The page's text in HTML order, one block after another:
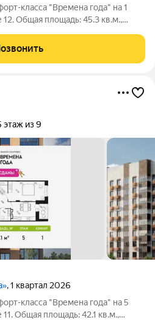
класса "Времена года" на 1
Общая площадь: 45.3 кв.м.,
комфорт-класса,
этаж из 9
, 1 квартал 2026
класса "Времена года" на 5
Общая площадь: 42.1 кв.м.,